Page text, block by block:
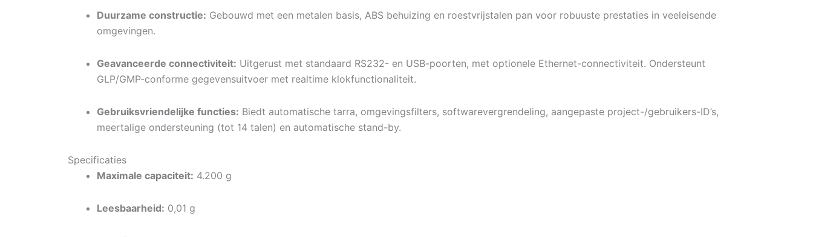
Duurzame constructie: Gebouwd met een metalen basis, ABS behuizing en roestvrijstalen pan voor robuuste prestaties in veeleisende
omgevingen.
Geavanceerde connectiviteit: Uitgerust met standaard RS232- en USB-poorten, met optionele Ethernet-connectiviteit. Ondersteunt
GLP/GMP-conforme gegevensuitvoer met realtime klokfunctionaliteit.
Gebruiksvriendelijke functies: Biedt automatische tarra, omgevingsfilters, softwarevergrendeling, aangepaste project-/gebruikers-ID’s,
meertalige ondersteuning (tot 14 talen) en automatische stand-by.
Specificaties
Maximale capaciteit: 4.200 g
Leesbaarheid: 0,01 g